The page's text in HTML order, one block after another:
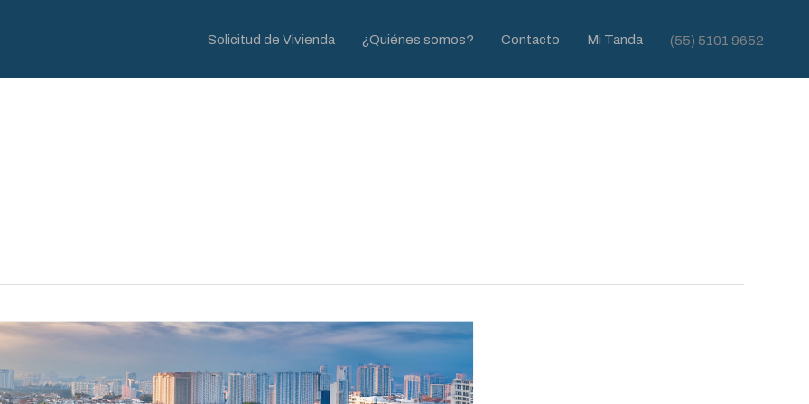
Solicitud de Vivienda ¿Quiénes somos? Contacto Mi Tanda (55) 5101 9652